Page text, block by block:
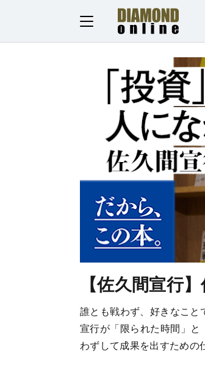
【佐久間宣行
誰とも戦わず、好きなこと
宣行が「限られた時間」
わずして成果を出すための